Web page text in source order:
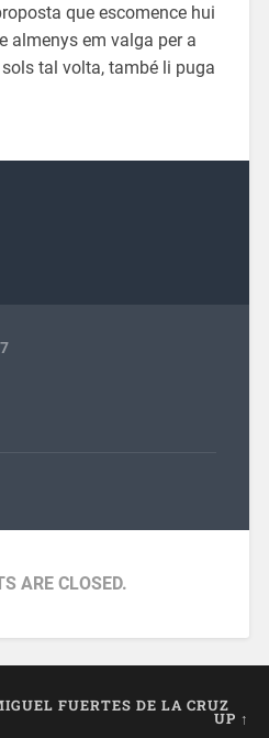
que escomence hui
almenys em valga per a
tal volta, també li puga
ARE CLOSED.
FUERTES DE LA CRUZ
UP ↑